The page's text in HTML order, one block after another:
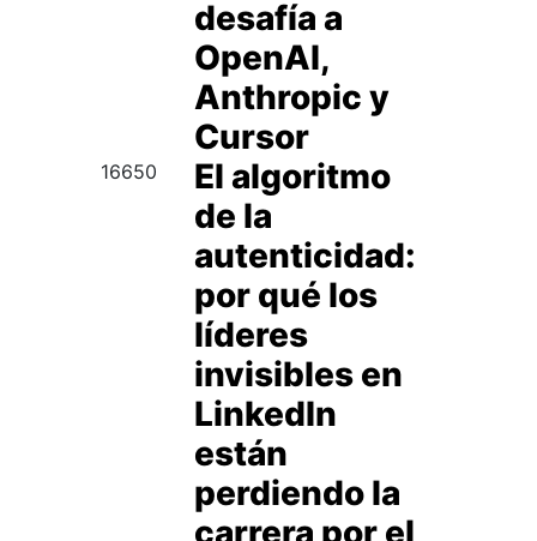
desafía a
OpenAI,
Anthropic y
Cursor
16650
El algoritmo
de la
autenticidad:
por qué los
líderes
invisibles en
LinkedIn
están
perdiendo la
carrera por el